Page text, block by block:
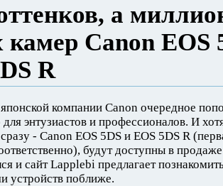
а
Canon EOS
R
компании Canon очередное
энтузиастов и профессионалов. И
- Canon EOS 5DS и EOS 5DS R
будут доступны в
и сайт Lapplebi предлагает
устройств поближе.